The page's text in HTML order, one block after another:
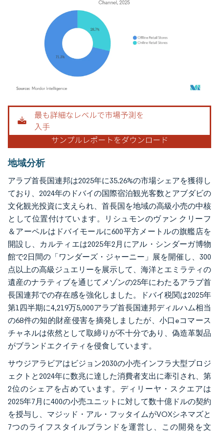
画像 © Mordor Intelligence。再利用にはCC BY 4.0の表示が必要です。
地域分析
アラブ首長国連邦は2025年に35.26%の市場シェアを獲得し
ており、2024年のドバイの国際宿泊観光客数とアブダビの
文化観光投資に支えられ、首長国を地域の高級小売の中核
として位置付けています。リシュモンのヴァン クリーフ
＆アーペルはドバイモールに600平方メートルの旗艦店を
開設し、カルティエは2025年2月にアル・シンダーガ博物
館で2日間の「ワンダーズ・ジャーニー」展を開催し、300
点以上の高級ジュエリーを展示して、海洋とエミラティの
遺産のナラティブを通じてメゾンの25年にわたるアラブ首
長国連邦での存在感を強化しました。ドバイ税関は2025年
第1四半期に4,219万5,000アラブ首長国連邦ディルハム相当
の68件の知的財産侵害を摘発しましたが、小口eコマース
チャネルは依然として取締りが不十分であり、偽造革製品
がブランドエクイティを侵食しています。
サウジアラビアはビジョン2030の小売インフラ大型プロジ
ェクトと2024年に数兆に達した消費者支出に牽引され、第
2位のシェアを占めています。ディリーヤ・スクエアは
2025年7月に400の小売ユニットに対して数十億ドルの契約
を授与し、マジッド・アル・フッタイムがVOXシネマズと
7つのライフスタイルブランドを運営し、この開発を文